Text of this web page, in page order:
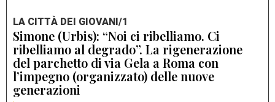
LA CITTÀ DEI GIOVANI/1
Simone (Urbis): “Noi ci ribelliamo. Ci
ribelliamo al degrado”. La rigenerazione
del parchetto di via Gela a Roma con
l’impegno (organizzato) delle nuove
generazioni